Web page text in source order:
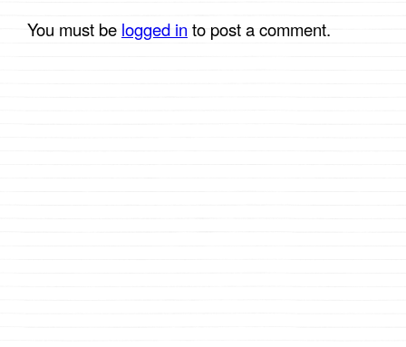
You must be logged in to post a comment.